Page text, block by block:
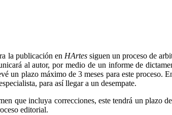
la publicación en HArtessiguen un proceso de
al autor, por medio de un informe de
un plazo máximo de 3 meses para este
para así llegar a un desempate.
que incluya correcciones, este tendrá un plazo
editorial.